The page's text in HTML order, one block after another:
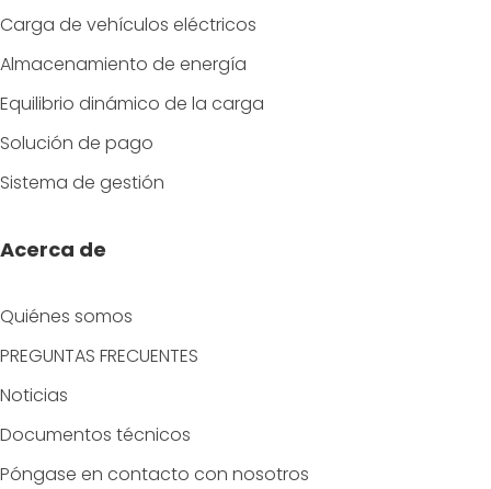
Carga de vehículos eléctricos
Almacenamiento de energía
Equilibrio dinámico de la carga
Solución de pago
Sistema de gestión
Acerca de
Quiénes somos
PREGUNTAS FRECUENTES
Noticias
Documentos técnicos
Póngase en contacto con nosotros